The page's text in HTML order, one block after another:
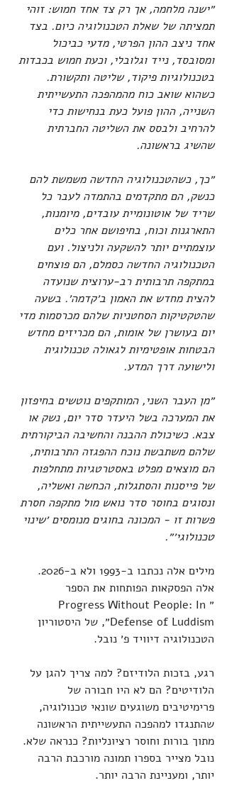
״ישנה מלחמה, אך רק צד אחד חמוש: זוהי
תמציתה של שאלת הטכנולוגיה כיום. בצד
אחד ניצב ההון הפרטי, מדעי כביכול
ומסובסד, נייד וגלובלי, וכעת חמוש בכבדות
בטכנולוגיות פיקוד, שליטה ותקשורת.
כשהוא שואב כוח מהמהפכה התעשייתית
השנייה, ההון פועל כעת בנחישות כדי
להרחיב ולבסס את השליטה החברתית
שהשיג בראשונה.
״כך, כשהטכנולוגיה החדשה משמשת להם
כנשק, הם מתקדמים בהתמדה לעבר כל
שריד של אוטונומיית עובדים, מיומנות,
התארגנות וכוח, בחיפושם אחר כלים
עוצמתיים יותר להשקעה ולניצול. ועם
הטכנולוגיה החדשה כסמלם, הם פוצחים
במתקפה תרבותית רב-ערוצית שנועדה
להצית מחדש את האמון ב׳קדמה׳. בשעה
שהטקטיקות הסחטניות שלהם מכרסמות מדי
יום בעושרן של אומות, הם מכריזים מחדש
הבטחות אופטימיות לגאולה טכנולוגית
ולישועה דרך המדע.
״מן העבר השני, המותקפים נוטשים בחיפזון
את המערכה בשל היעדר סדר יום, נשק או
צבא. כשיכולת ההבנה והחשיבה הביקורתית
שלהם משתבשת נוכח ההפגזה התרבותית,
הם מוצאים מפלט באסטרטגיות מתחלפות
של פייסנות והסתגלות, הכחשה ואשליה,
ונסוגים בחוסר סדר נואש מול מתקפה חסרת
פשרות זו - המכונה בחוגים מנומסים ׳שינוי
טכנולוגי׳״.
מילים אלה נכתבו ב-1993 ולא ב-2026.
אלה הפסקאות הפותחות את הספר
״Progress Without People: In
Defense of Luddism״, של היסטוריון
הטכנולוגיה דיוויד פ׳ נובל.
רגע, בזכות הלודיזם? למה צריך להגן על
הלודיטים? הם לא היו חבורה של
פרימיטיבים משוגעים שונאי טכנולוגיה,
שהתנגדו למהפכה התעשייתית הראשונה
מתוך בורות וחוסר רציונליות? כנראה שלא.
נובל מצייר בספרו תמונה מורכבת הרבה
יותר, ומעניינת הרבה יותר.